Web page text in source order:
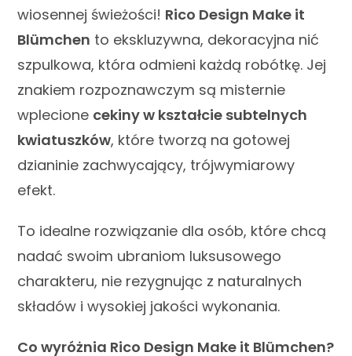
wiosennej świeżości! Rico Design Make it
Blümchen to ekskluzywna, dekoracyjna nić
szpulkowa, która odmieni każdą robótkę. Jej
znakiem rozpoznawczym są misternie
wplecione cekiny w kształcie subtelnych
kwiatuszków, które tworzą na gotowej
dzianinie zachwycający, trójwymiarowy
efekt.
To idealne rozwiązanie dla osób, które chcą
nadać swoim ubraniom luksusowego
charakteru, nie rezygnując z naturalnych
składów i wysokiej jakości wykonania.
Co wyróżnia Rico Design Make it Blümchen?